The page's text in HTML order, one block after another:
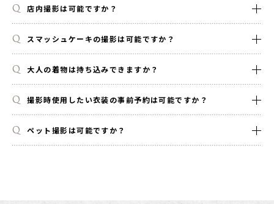
店内撮影は可能ですか？
スマッシュケーキの撮影は可能ですか？
大人の着物は持ち込みできますか？
撮影時使用したい衣装の事前予約は可能ですか？
ペット撮影は可能ですか？